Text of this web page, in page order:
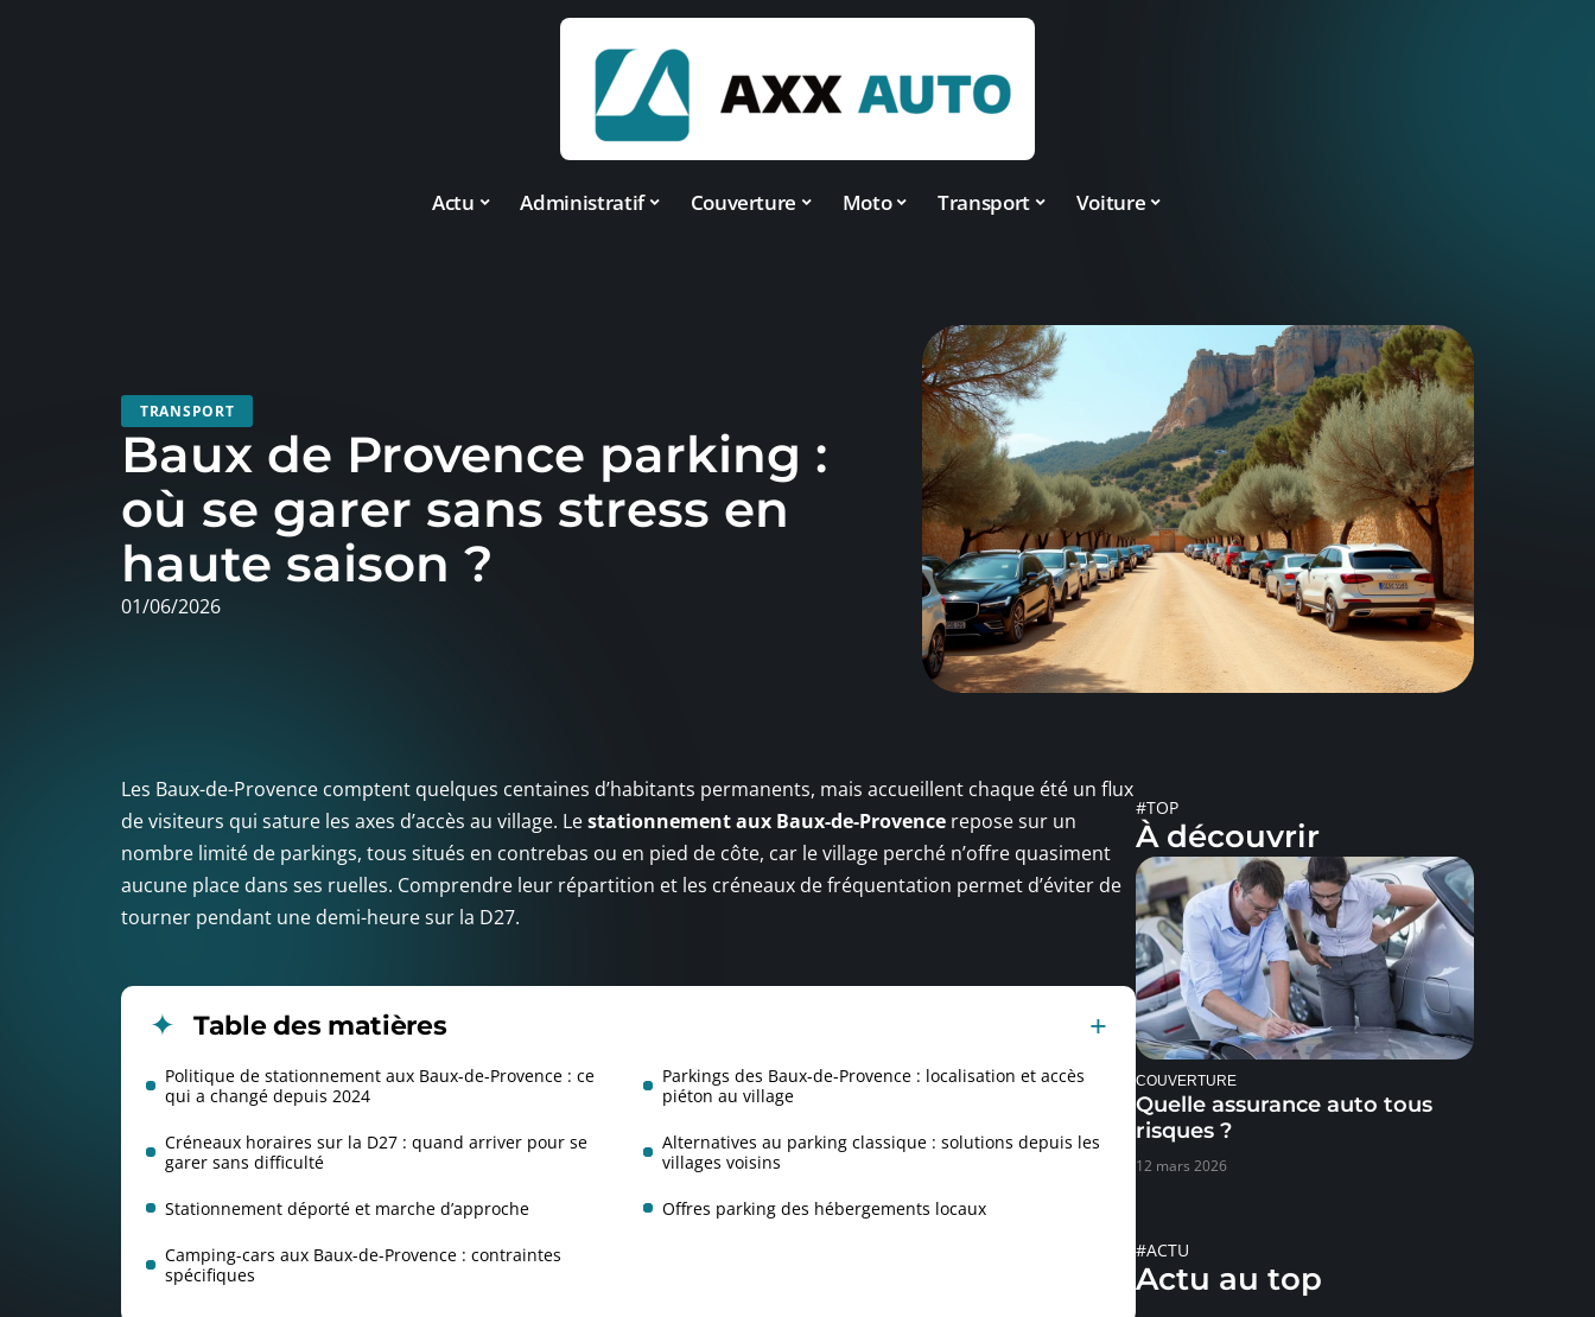
Actu Administratif Couverture Moto Transport Voiture
TRANSPORT
Baux de Provence parking :
où se garer sans stress en
haute saison ?
01/06/2026
Les Baux-de-Provence comptent quelques centaines d’habitants permanents, mais accueillent chaque été un flux
de visiteurs qui sature les axes d’accès au village. Lestationnement aux Baux-de-Provence repose sur un
nombre limité de parkings, tous situés en contrebas ou en pied de côte, car le village perché n’offre quasiment
aucune place dans ses ruelles. Comprendre leur répartition et les créneaux de fréquentation permet d’éviter de
tourner pendant une demi-heure sur la D27.
Table des matières
Politique de stationnement aux Baux-de-Provence : ce
qui a changé depuis 2024
Parkings des Baux-de-Provence : localisation et accès
piéton au village
Créneaux horaires sur la D27 : quand arriver pour se
garer sans difficulté
Alternatives au parking classique : solutions depuis les
villages voisins
Stationnement déporté et marche d’approche Offres parking des hébergements locaux
Camping-cars aux Baux-de-Provence : contraintes
spécifiques
#TOP
À découvrir
COUVERTURE
Quelle assurance auto tous
risques ?
12 mars 2026
#ACTU
Actu au top